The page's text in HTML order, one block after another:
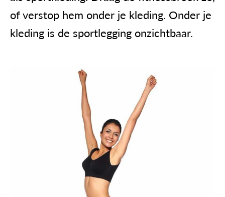
of verstop hem onder je kleding. Onder je
kleding is de sportlegging onzichtbaar.